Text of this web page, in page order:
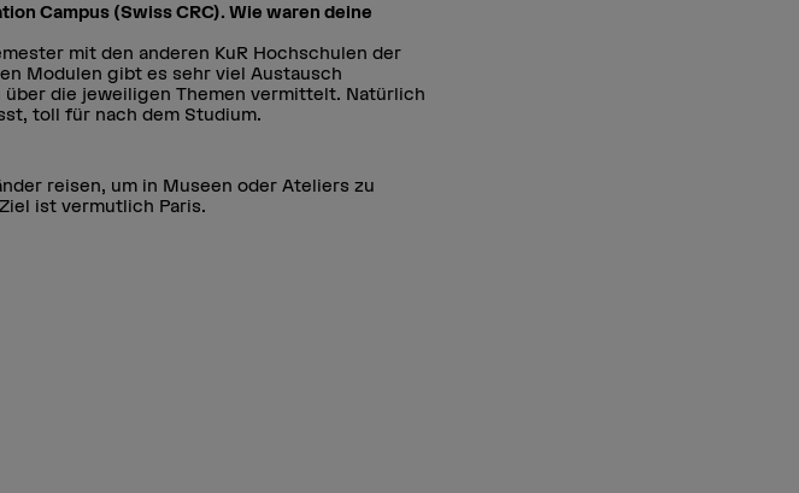
Campus (Swiss CRC). Wie waren deine
mit den anderen KuR Hochschulen der
Modulen gibt es sehr viel Austausch
die jeweiligen Themen vermittelt. Natürlich
toll für nach dem Studium.
reisen, um in Museen oder Ateliers zu
ist vermutlich Paris.